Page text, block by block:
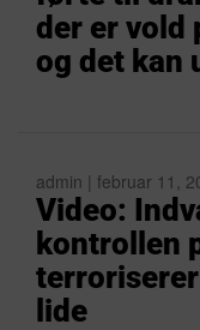
der er vold
og det kan
admin | februar 11,
Video:
kontrollen
lide